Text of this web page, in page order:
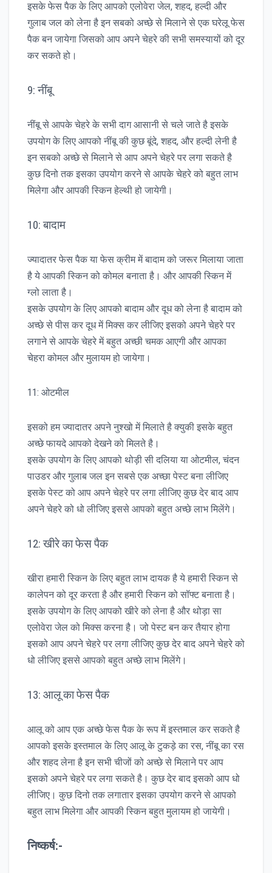
इसके फेस पैक के लिए आपको एलोवेरा जेल, शहद, हल्दी और
गुलाब जल को लेना है इन सबको अच्छे से मिलाने से एक घरेलू फेस
पैक बन जायेगा जिसको आप अपने चेहरे की सभी समस्यायों को दूर
कर सकते हो।
9: नींबू
नींबू से आपके चेहरे के सभी दाग आसानी से चले जाते है इसके
उपयोग के लिए आपको नींबू की कुछ बूंदे, शहद, और हल्दी लेनी है
इन सबको अच्छे से मिलाने से आप अपने चेहरे पर लगा सकते है
कुछ दिनो तक इसका उपयोग करने से आपके चेहरे को बहुत लाभ
मिलेगा और आपकी स्किन हेल्थी हो जायेगी।
10: बादाम
ज्यादातर फेस पैक या फेस क्रीम में बादाम को जरूर मिलाया जाता
है ये आपकी स्किन को कोमल बनाता है। और आपकी स्किन में
ग्लो लाता है।
इसके उपयोग के लिए आपको बादाम और दूध को लेना है बादाम को
अच्छे से पीस कर दूध में मिक्स कर लीजिए इसको अपने चेहरे पर
लगाने से आपके चेहरे में बहुत अच्छी चमक आएगी और आपका
चेहरा कोमल और मुलायम हो जायेगा।
11: ओटमील
इसको हम ज्यादातर अपने नुश्खो में मिलाते है क्युकी इसके बहुत
अच्छे फायदे आपको देखने को मिलते है।
इसके उपयोग के लिए आपको थोड़ी सी दलिया या ओटमील, चंदन
पाउडर और गुलाब जल इन सबसे एक अच्छा पेस्ट बना लीजिए
इसके पेस्ट को आप अपने चेहरे पर लगा लीजिए कुछ देर बाद आप
अपने चेहरे को धो लीजिए इससे आपको बहुत अच्छे लाभ मिलेंगे।
12: खीरे का फेस पैक
खीरा हमारी स्किन के लिए बहुत लाभ दायक है ये हमारी स्किन से
कालेपन को दूर करता है और हमारी स्किन को सॉफ्ट बनाता है।
इसके उपयोग के लिए आपको खीरे को लेना है और थोड़ा सा
एलोवेरा जेल को मिक्स करना है। जो पेस्ट बन कर तैयार होगा
इसको आप अपने चेहरे पर लगा लीजिए कुछ देर बाद अपने चेहरे को
धो लीजिए इससे आपको बहुत अच्छे लाभ मिलेंगे।
13: आलू का फेस पैक
आलू को आप एक अच्छे फेस पैक के रूप में इस्तमाल कर सकते है
आपको इसके इस्तमाल के लिए आलू के टुकड़े का रस, नींबू का रस
और शहद लेना है इन सभी चीजों को अच्छे से मिलाने पर आप
इसको अपने चेहरे पर लगा सकते है। कुछ देर बाद इसको आप धो
लीजिए। कुछ दिनो तक लगातार इसका उपयोग करने से आपको
बहुत लाभ मिलेगा और आपकी स्किन बहुत मुलायम हो जायेगी।
निष्कर्ष:-